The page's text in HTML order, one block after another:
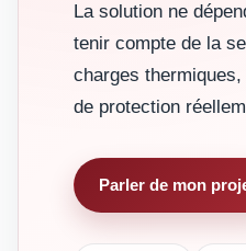
La solution ne
tenir compte de la
charges
de protection
Parler de mon